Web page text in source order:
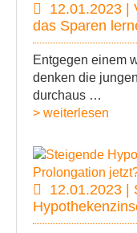
12.01.2023 |
das Sparen
Entgegen einem
denken die
durchaus …
> weiterlesen
12.01.2023 |